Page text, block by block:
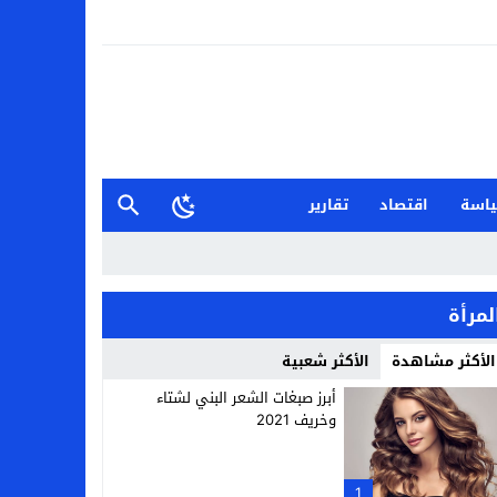
اقتصاد
تقارير
الأكثر مشاهدة الأكثر شعبية
أبرز صبغات الشعر البني لشتاء
وخريف 2021